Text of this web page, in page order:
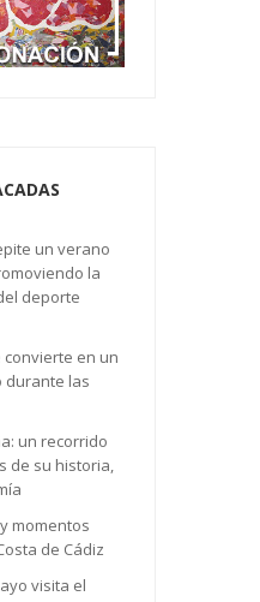
un verano
la
deporte
convierte en un
durante las
un recorrido
de su historia,
momentos
de Cádiz
visita el